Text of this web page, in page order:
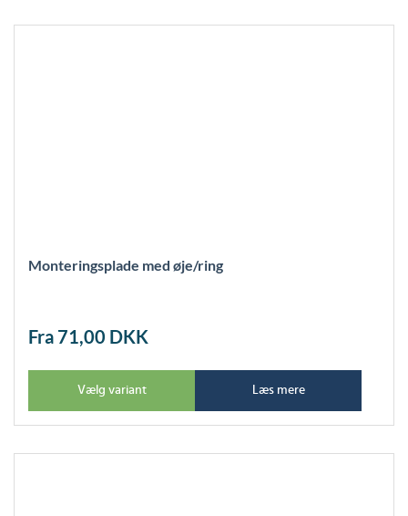
Monteringsplade med øje/ring
Fra 71,00 DKK
Vælg variant Læs mere